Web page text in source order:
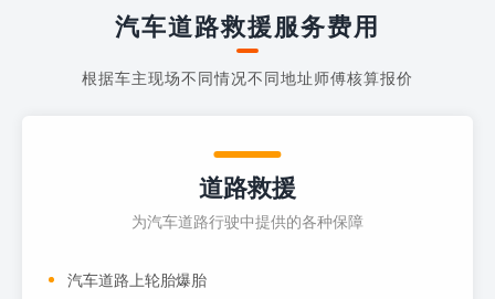
汽车道路救援服务费用
根据车主现场不同情况不同地址师傅核算报价
道路救援
为汽车道路行驶中提供的各种保障
汽车道路上轮胎爆胎